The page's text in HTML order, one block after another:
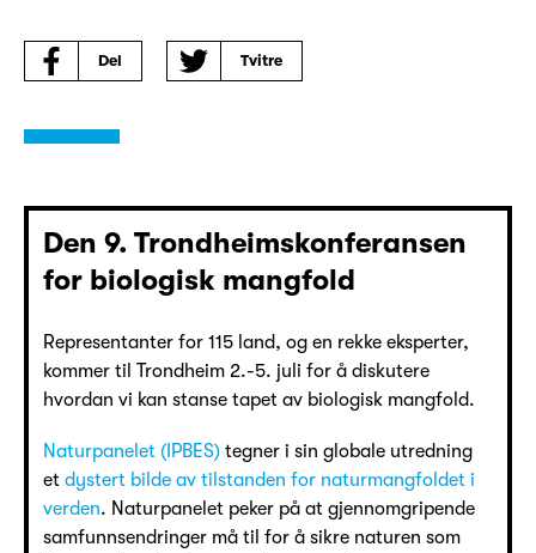
Del Tvitre
Den 9. Trondheimskonferansen
for biologisk mangfold
Representanter for 115 land, og en rekke eksperter,
kommer til Trondheim 2.-5. juli for å diskutere
hvordan vi kan stanse tapet av biologisk mangfold.
Naturpanelet (IPBES) tegner i sin globale utredning
et dystert bilde av tilstanden for naturmangfoldet i
verden. Naturpanelet peker på at gjennomgripende
samfunnsendringer må til for å sikre naturen som